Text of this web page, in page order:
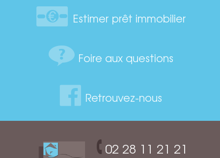
Estimer prêt immobilier
Foire aux questions
Retrouvez-nous
02 28 11 21 21